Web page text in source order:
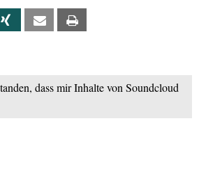
Xing Email
dass mir Inhalte von Soundcloud